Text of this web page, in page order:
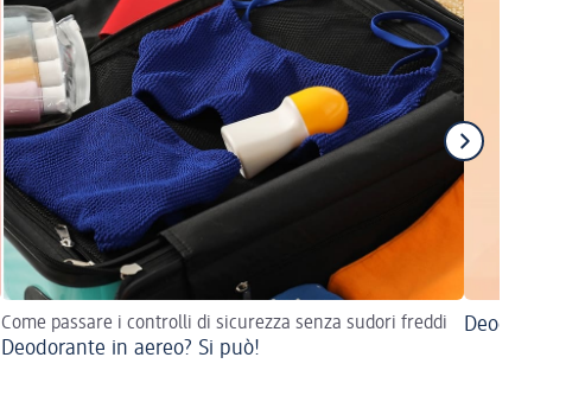
Come passare i controlli di sicurezza senza sudori freddi
Deodorante in aereo? Si può!
Deodorante